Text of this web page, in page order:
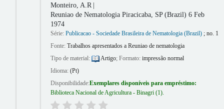
Monteiro, A.R
Reuniao de NematologiaPiracicaba, SP (Brazil) 6 Feb
1974
Série: Publicacao - Sociedade Brasileira de Nematologia (Brazil); no. 1
Fonte: Trabalhos apresentados a Reuniao de nematologia
Tipo de material:
Artigo; Formato: impressão normal
Idioma: (Pt)
Disponibilidade:Exemplares disponíveis para empréstimo:
Biblioteca Nacional de Agricultura - Binagri(1).